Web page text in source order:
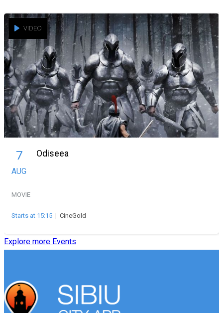
VIDEO
7
AUG
Odiseea
MOVIE
Starts at 15:15 | CineGold
Explore more Events